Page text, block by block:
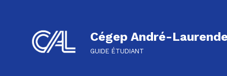
Cégep André-
GUIDE ÉTUDIANT